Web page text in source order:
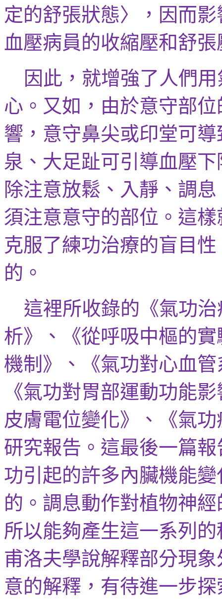
定的舒張狀態〉，因而
血壓病員的收縮壓和舒
因此，就增強了人們
心。又如， 由於意守部位
響， 意守鼻尖或印堂可
泉、大足趾可引導血壓
除注意放鬆、入靜 、調
須注意意守的部位。這
克服了練功治療的盲目
的。
這裡所收錄的《氣功
析》、《從呼吸中樞的
機制》、《氣功對心血
《氣功對胃部運動功能
皮膚電位變化》、《氣
研究報告。這最後一篇
功引起的許多內臟機能
的。調息動作對植物神
所以能夠產生這一系列
甫洛夫學說解釋部分現
意的解釋，有待進一步